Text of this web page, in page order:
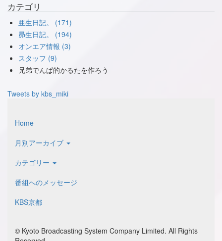
カテゴリ
亜生日記。 (171)
昴生日記。 (194)
オンエア情報 (3)
スタッフ (9)
兄弟でんぱ的かるたを作ろう
Tweets by kbs_miki
Home
月別アーカイブ
カテゴリー
番組へのメッセージ
KBS京都
© Kyoto Broadcasting System Company Limited. All Rights